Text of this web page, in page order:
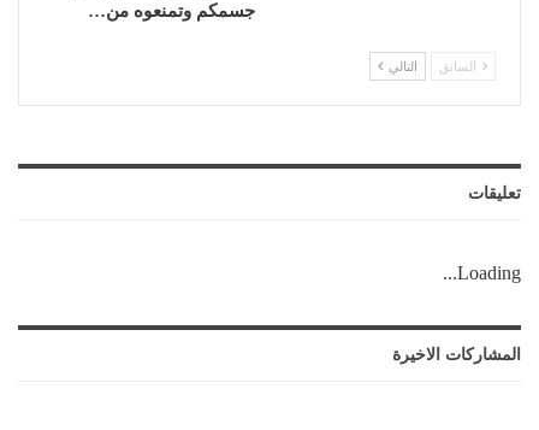
جسمكم وتمنعوه من…
السابق التالي
تعليقات
Loading...
المشاركات الاخيرة